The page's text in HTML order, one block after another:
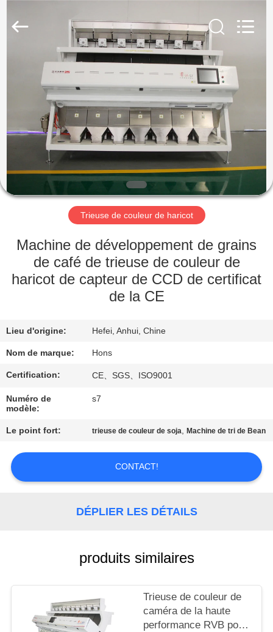
MAISON
PRODUITS
AU
SUJET
DE
NOUS
VISITE
D'USINE
QUALITÉ
CONTACTEZ-
NOUS
DEMANDEZ
UNE
CITATION
POLICY
High-
tech
Trieuse de couleur de haricot
Machine de développement de grains
de café de trieuse de couleur de
haricot de capteur de CCD de certificat
de la CE
Lieu d'origine: Hefei, Anhui, Chine
Nom de marque: Hons
Certification: CE、SGS、ISO9001
Numéro de
modèle:
s7
Le point fort: trieuse de couleur de soja,Machine de tri de Bean
CONTACT!
DÉPLIER LES DÉTAILS
produits similaires
Trieuse de couleur de
caméra de la haute
performance RVB pour